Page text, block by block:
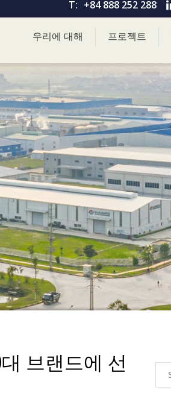
T: +84 888 252 288
우리에 대해 프로젝트
브랜드에 선